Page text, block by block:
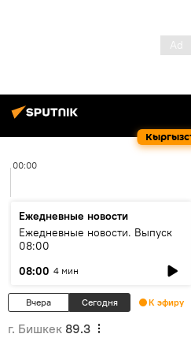
00:00
Ежедневные новости
Ежедневные новости. Выпуск
08:00
08:00 4 мин
Вчера Сегодня К эфиру
г. Бишкек 89.3